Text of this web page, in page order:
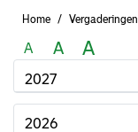
Home Vergaderingen
A A A
2027
2026